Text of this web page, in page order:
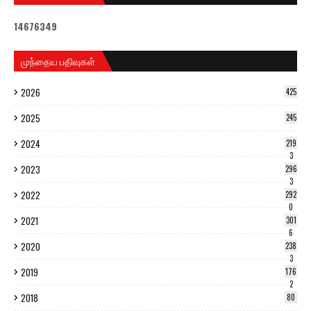
14676349
முந்தைய பதிவுகள்
2026 425
2025 245
2024
219
3
2023
296
3
2022
292
0
2021
301
6
2020
238
3
2019
176
2
2018 80